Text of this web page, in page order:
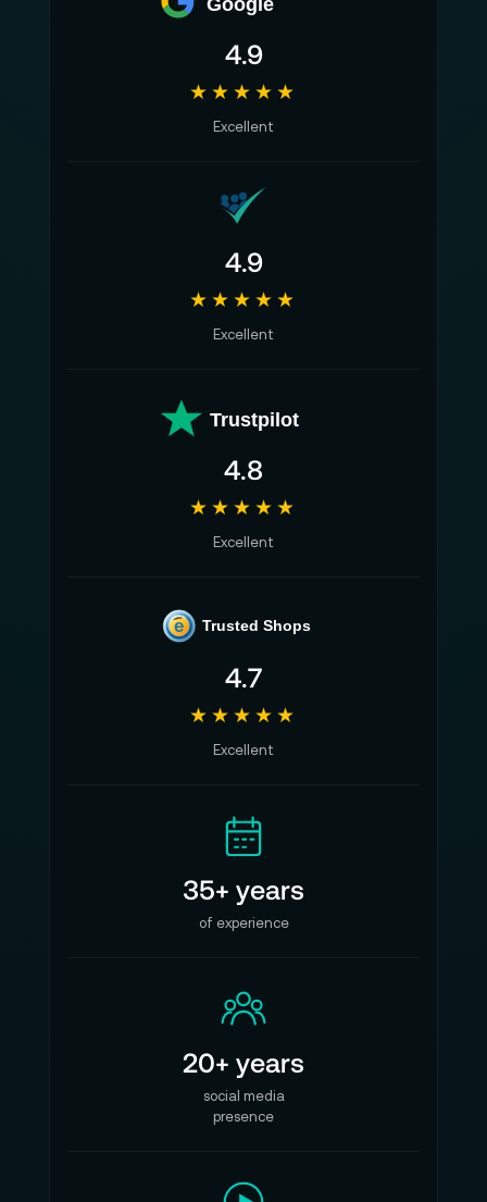
4.9
★★★★★
Excellent
4.9
★★★★★
Excellent
Trustpilot
4.8
★★★★★
Excellent
e Trusted Shops
4.7
★★★★★
Excellent
35+ years
of experience
20+ years
social media
presence